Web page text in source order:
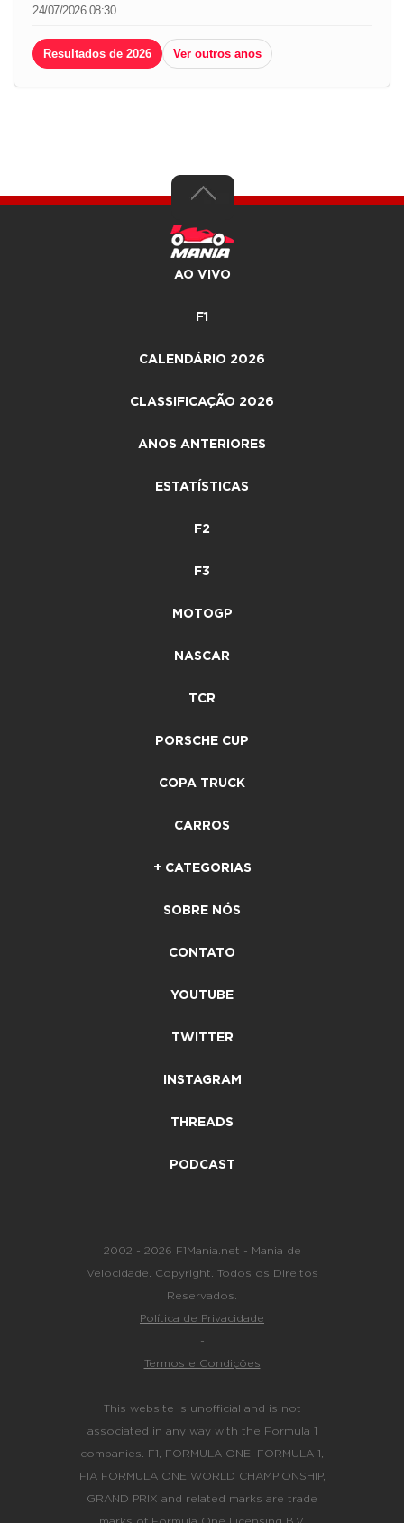
24/07/2026 08:30
Resultados de 2026 Ver outros anos
AO VIVO
F1
CALENDÁRIO 2026
CLASSIFICAÇÃO 2026
ANOS ANTERIORES
ESTATÍSTICAS
F2
F3
MOTOGP
NASCAR
TCR
PORSCHE CUP
COPA TRUCK
CARROS
+ CATEGORIAS
SOBRE NÓS
CONTATO
YOUTUBE
TWITTER
INSTAGRAM
THREADS
PODCAST
2002 - 2026 F1Mania.net - Mania de
Velocidade. Copyright. Todos os Direitos
Reservados.
Política de Privacidade
-
Termos e Condições
This website is unofficial and is not
associated in any way with the Formula 1
companies. F1, FORMULA ONE, FORMULA 1,
FIA FORMULA ONE WORLD CHAMPIONSHIP,
GRAND PRIX and related marks are trade